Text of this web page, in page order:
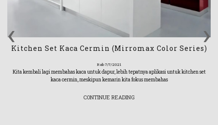
Kitchen Set Kaca Cermin (Mirromax Color Series)
Rab 7/7/2021
Kita kembali lagi membahas kaca untuk dapur, lebih tepatnya aplikasi untuk kitchen set
kaca cermin, meskipun kemarin kita fokus membahas
CONTINUE READING
‹ ›